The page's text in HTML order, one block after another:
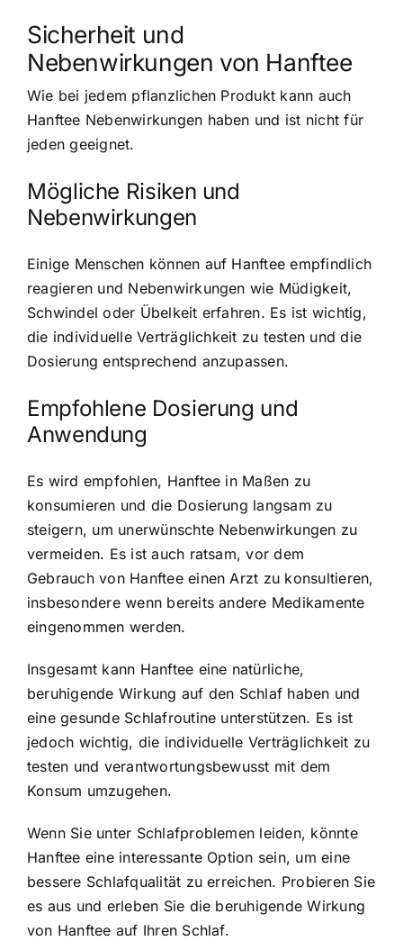
Sicherheit und
Nebenwirkungen von Hanftee
Wie bei jedem pflanzlichen Produkt kann auch
Hanftee Nebenwirkungen haben und ist nicht für
jeden geeignet.
Mögliche Risiken und
Nebenwirkungen
Einige Menschen können auf Hanftee empfindlich
reagieren und Nebenwirkungen wie Müdigkeit,
Schwindel oder Übelkeit erfahren. Es ist wichtig,
die individuelle Verträglichkeit zu testen und die
Dosierung entsprechend anzupassen.
Empfohlene Dosierung und
Anwendung
Es wird empfohlen, Hanftee in Maßen zu
konsumieren und die Dosierung langsam zu
steigern, um unerwünschte Nebenwirkungen zu
vermeiden. Es ist auch ratsam, vor dem
Gebrauch von Hanftee einen Arzt zu konsultieren,
insbesondere wenn bereits andere Medikamente
eingenommen werden.
Insgesamt kann Hanftee eine natürliche,
beruhigende Wirkung auf den Schlaf haben und
eine gesunde Schlafroutine unterstützen. Es ist
jedoch wichtig, die individuelle Verträglichkeit zu
testen und verantwortungsbewusst mit dem
Konsum umzugehen.
Wenn Sie unter Schlafproblemen leiden, könnte
Hanftee eine interessante Option sein, um eine
bessere Schlafqualität zu erreichen. Probieren Sie
es aus und erleben Sie die beruhigende Wirkung
von Hanftee auf Ihren Schlaf.